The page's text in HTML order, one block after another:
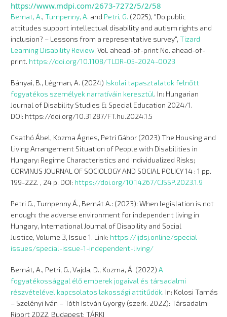
https://www.mdpi.com/2673-7272/5/2/58
Bernat, A.,Turnpenny, A. and Petri, G. (2025), "Do public
attitudes support intellectual disability and autism rights and
inclusion? – Lessons from a representative survey",Tizard
Learning Disability Review, Vol. ahead-of-print No. ahead-of-
print. https://doi.org/10.1108/TLDR-05-2024-0023
Bányai, B., Légman, A. (2024) Iskolai tapasztalatok felnőtt
fogyatékos személyek narratíváin keresztül. In: Hungarian
Journal of Disability Studies & Special Education 2024/1.
DOI: https://doi.org/10.31287/FT.hu.2024.1.5
Csathó Ábel, Kozma Ágnes, Petri Gábor (2023) The Housing and
Living Arrangement Situation of People with Disabilities in
Hungary: Regime Characteristics and Individualized Risks;
CORVINUS JOURNAL OF SOCIOLOGY AND SOCIAL POLICY 14 : 1 pp.
199-222. , 24 p. DOI: https://doi.org/10.14267/CJSSP.2023.1.9
Petri G., Turnpenny Á., Bernát A.: (2023): When legislation is not
enough: the adverse environment for independent living in
Hungary, International Journal of Disability and Social
Justice, Volume 3, Issue 1. Link: https://ijdsj.online/special-
issues/special-issue-1-independent-living/
Bernát, A., Petri, G., Vajda, D., Kozma, Á. (2022)A
fogyatékossággal élő emberek jogaival és társadalmi
részvételével kapcsolatos lakossági attitűdök. In: Kolosi Tamás
– Szelényi Iván – Tóth István György (szerk. 2022): Társadalmi
Riport 2022. Budapest: TÁRKI